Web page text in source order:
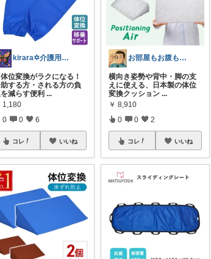
kirara✡介護用品🌈
体位変換がラクになる！
する方・される方の負
減らす便利 ...
1,180
0 0 6
コレ いいね
お部屋もお腹もピッカピカの専門家
横向き姿勢や背中・脚の支
えに使える、日本製の体位
変換クッション ...
￥ 8,910
0 0 2
コレ いいね